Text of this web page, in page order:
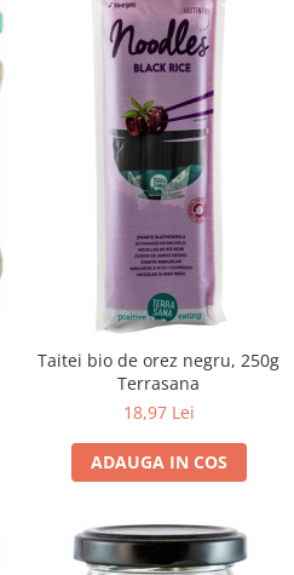
Taitei bio de orez negru, 250g
Terrasana
18,97 Lei
ADAUGA IN COS